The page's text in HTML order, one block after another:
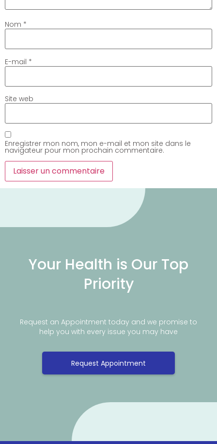
Nom *
E-mail *
Site web
Enregistrer mon nom, mon e-mail et mon site dans le
navigateur pour mon prochain commentaire.
Your Health is Our Top
Priority
Request an Appointment today and we promise to
help you with every issue you may have
Request Appointment